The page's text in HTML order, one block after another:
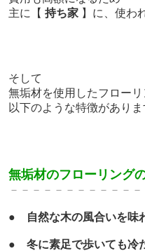
主に【 持ち家】に、使わ
そして
無垢材を使用したフロー
以下のような特徴がありま
無垢材のフローリング
－－－－－－－－－－－－
● 自然な木の風合いを味
● 冬に素足で歩いても冷